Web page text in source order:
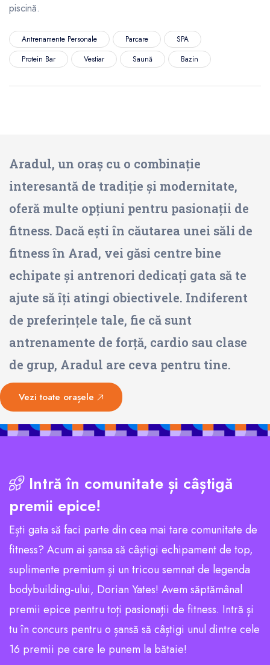
piscină.
Antrenamente Personale Parcare
SPA
Protein Bar
Vestiar Saună Bazin
Aradul, un oraș cu o combinație
interesantă de tradiție și modernitate,
oferă multe opțiuni pentru pasionații de
fitness. Dacă ești în căutarea unei săli de
fitness în Arad, vei găsi centre bine
echipate și antrenori dedicați gata să te
ajute să îți atingi obiectivele. Indiferent
de preferințele tale, fie că sunt
antrenamente de forță, cardio sau clase
de grup, Aradul are ceva pentru tine.
Vezi toate orașele
Intră în comunitate și câștigă
premii epice!
Ești gata să faci parte din cea mai tare comunitate de
fitness? Acum ai șansa să câștigi echipament de top,
suplimente premium și un tricou semnat de legenda
bodybuilding-ului, Dorian Yates! Avem săptămânal
premii epice pentru toți pasionații de fitness. Intră și
tu în concurs pentru o șansă să câștigi unul dintre cele
16 premii pe care le punem la bătaie!